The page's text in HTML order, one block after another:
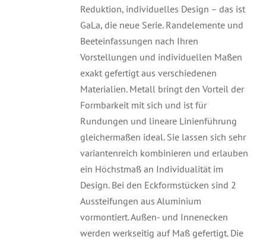
Reduktion, individuelles Design – das ist
GaLa, die neue Serie. Randelemente und
Beeteinfassungen nach Ihren
Vorstellungen und individuellen Maßen
exakt gefertigt aus verschiedenen
Materialien. Metall bringt den Vorteil der
Formbarkeit mit sich und ist für
Rundungen und lineare Linienführung
gleichermaßen ideal. Sie lassen sich sehr
variantenreich kombinieren und erlauben
ein Höchstmaß an Individualität im
Design. Bei den Eckformstücken sind 2
Aussteifungen aus Aluminium
vormontiert. Außen- und Innenecken
werden werkseitig auf Maß gefertigt. Die